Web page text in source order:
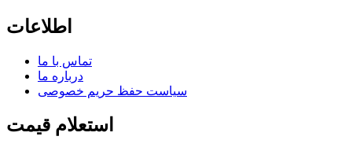
اطلاعات
تماس با ما
درباره ما
سیاست حفظ حریم خصوصی
استعلام قیمت